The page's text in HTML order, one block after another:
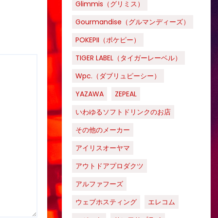
Glimmis（グリミス）
Gourmandise（グルマンディーズ）
POKEPII（ポケピー）
TIGER LABEL（タイガーレーベル）
Wpc.（ダブリュピーシー）
YAZAWA
ZEPEAL
いわゆるソフトドリンクのお店
その他のメーカー
アイリスオーヤマ
アウトドアプロダクツ
アルファフーズ
ウェブホスティング
エレコム